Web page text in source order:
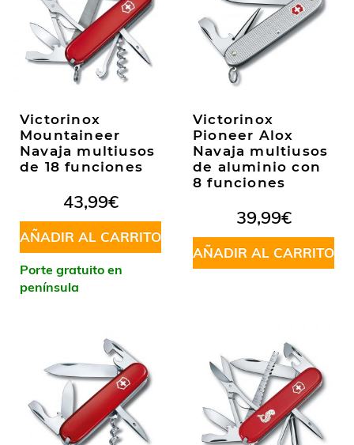
Victorinox
Mountaineer
Navaja multiusos
de 18 funciones
43,99€
AÑADIR AL CARRITO
Porte gratuito en
península
Victorinox
Pioneer Alox
Navaja multiusos
de aluminio con
8 funciones
39,99€
AÑADIR AL CARRITO